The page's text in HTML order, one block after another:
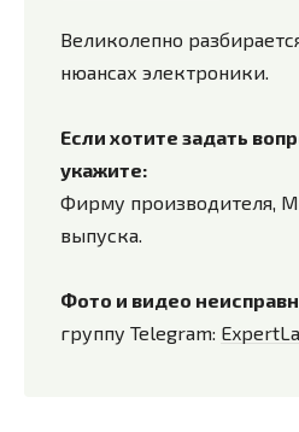
Великолепно
нюансах электроники.
Если хотите задать
укажите:
Фирму производителя,
выпуска.
Фото и видео
группу Telegram: